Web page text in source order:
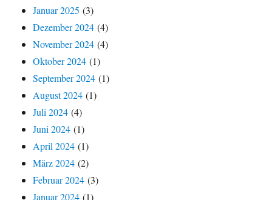
Januar 2025 (3)
Dezember 2024 (4)
November 2024 (4)
Oktober 2024 (1)
September 2024 (1)
August 2024 (1)
Juli 2024 (4)
Juni 2024 (1)
April 2024 (1)
März 2024 (2)
Februar 2024 (3)
Januar 2024 (1)